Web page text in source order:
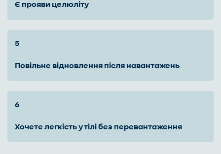
є прояви целюліту
повільне відновлення після навантажень
хочете легкість у тілі без перевантаження